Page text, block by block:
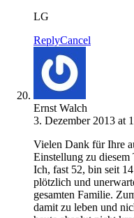
LG
ReplyCancel
Ernst Walch
3. Dezember 2013 at
Vielen Dank für Ihre
Einstellung zu diesem
Ich, fast 52, bin seit
plötzlich und
gesamten Familie.
damit zu leben und